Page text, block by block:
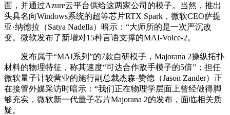
面，并通过Azure云平台供给这两家公司的模子。当然，推出
头具名向Windows系统的超等芯片RTX Spark，微软CEO萨提
亚·纳德拉（Satya Nadella）暗示：“大师所的是一次严沉改
变。微软发布了新增对15种言语支撑的MAI-Voice-2。
发布属于“MAI系列”的7款自研模子，Majorana 2操纵拓扑
材料的物理特征，称其速度“可达合作敌手模子的5倍”；担任
微软量子计较营业的施行副总裁杰森·赞德（Jason Zander）正
在接管外媒采访时暗示：“我们正在物理学层面上曾经做得脚
够充实，微软新一代量子芯片Majorana 2的发布，面临相关质
疑。